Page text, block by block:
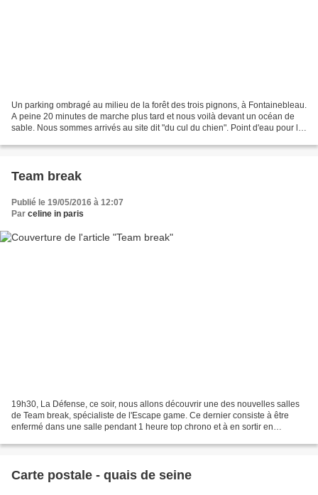
Un parking ombragé au milieu de la forêt des trois pignons, à Fontainebleau.
A peine 20 minutes de marche plus tard et nous voilà devant un océan de
sable. Nous sommes arrivés au site dit "du cul du chien". Point d'eau pour le
Team break
Publié le 19/05/2016 à 12:07
Par celine in paris
19h30, La Défense, ce soir, nous allons découvrir une des nouvelles salles
de Team break, spécialiste de l'Escape game. Ce dernier consiste à être
enfermé dans une salle pendant 1 heure top chrono et à en sortir en
Carte postale - quais de seine